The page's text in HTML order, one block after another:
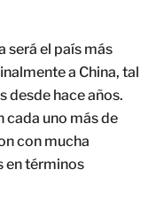
será el país más
a China, tal
desde hace años.
cada uno más de
con mucha
en términos